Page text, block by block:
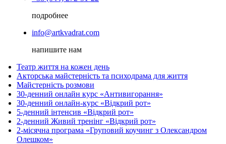
подробнее
info@artkvadrat.com
напишите нам
Театр життя на кожен день
Акторська майстерність та психодрама для життя
Майстерність розмови
30-денний онлайн курс «Антивигорання»
30-денний онлайн-курс «Відкрий рот»
5-денний інтенсив «Відкрий рот»
2-денний Живий тренінг «Відкрий рот»
2-місячна програма «Груповий коучинг з Олександром
Олешком»